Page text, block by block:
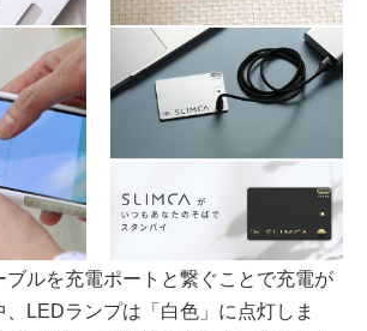
ルを充電ポートと繋ぐことで充電が
、LEDランプは「白色」に点灯しま